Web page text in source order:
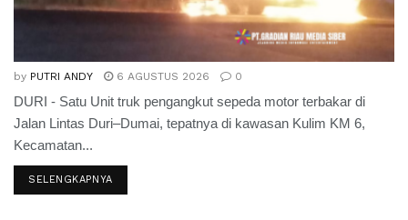
by PUTRI ANDY 6 AGUSTUS 2026 0
DURI - Satu Unit truk pengangkut sepeda motor terbakar di
Jalan Lintas Duri–Dumai, tepatnya di kawasan Kulim KM 6,
Kecamatan...
SELENGKAPNYA